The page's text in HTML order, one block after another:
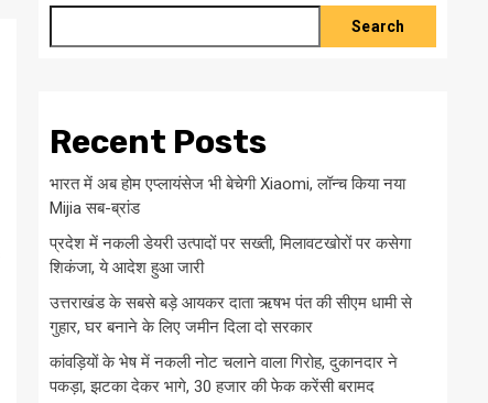
Search
Recent Posts
भारत में अब होम एप्लायंसेज भी बेचेगी Xiaomi, लॉन्च किया नया
Mijia सब-ब्रांड
प्रदेश में नकली डेयरी उत्पादों पर सख्ती, मिलावटखोरों पर कसेगा
शिकंजा, ये आदेश हुआ जारी
उत्तराखंड के सबसे बड़े आयकर दाता ऋषभ पंत की सीएम धामी से
गुहार, घर बनाने के लिए जमीन दिला दो सरकार
कांवड़ियों के भेष में नकली नोट चलाने वाला गिरोह, दुकानदार ने
पकड़ा, झटका देकर भागे, 30 हजार की फेक करेंसी बरामद